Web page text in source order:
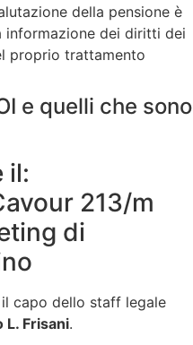
della pensione è
informazione dei diritti dei
proprio trattamento
e quelli che sono
il:
213/m
di
capo dello staff legale
L. Frisani.